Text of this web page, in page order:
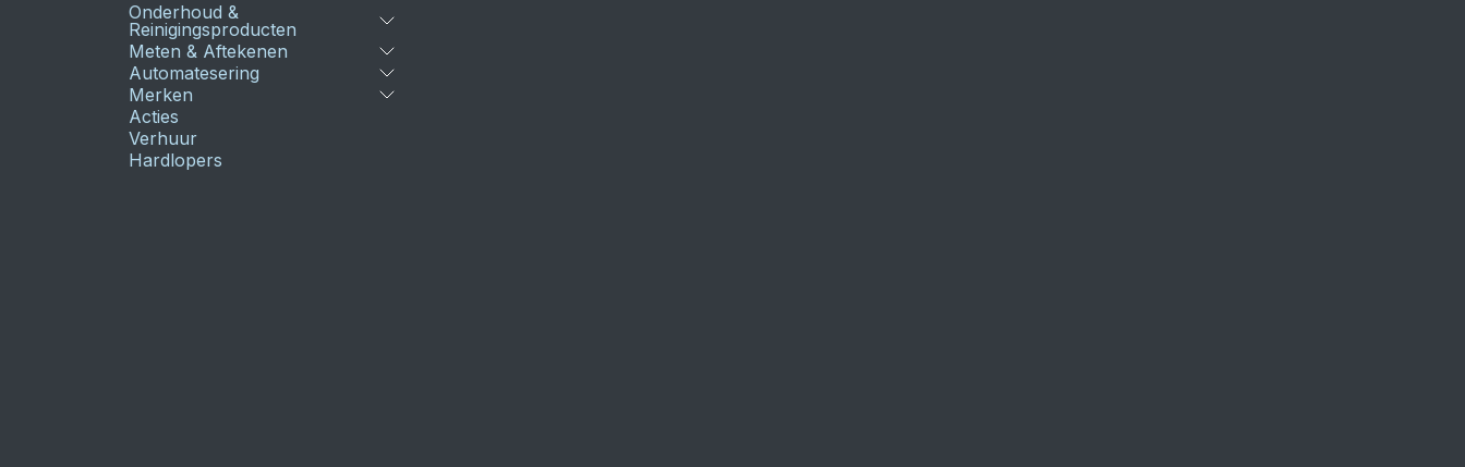
Onderhoud &
Reinigingsproducten
Meten & Aftekenen
Automatesering
Merken
Acties
Verhuur
Hardlopers